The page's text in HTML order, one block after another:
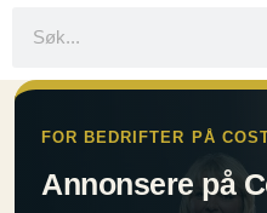
FOR BEDRIFTER PÅ
Annonsere på